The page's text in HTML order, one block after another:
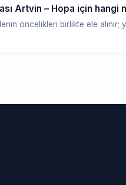
Artvin – Hopa için hangi
öncelikleri birlikte ele alınır;